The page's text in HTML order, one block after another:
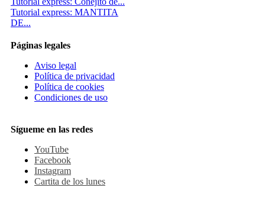
Tutorial express: MANTITA
DE...
Páginas legales
Aviso legal
Política de privacidad
Política de cookies
Condiciones de uso
Sígueme en las redes
YouTube
Facebook
Instagram
Cartita de los lunes